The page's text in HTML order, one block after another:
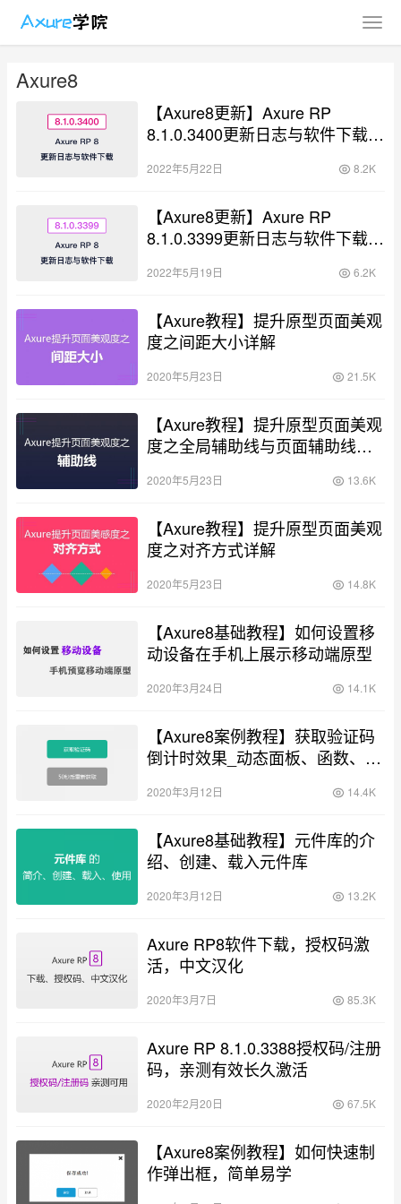
Axure8
【Axure8更新】Axure RP
8.1.0.3400更新日志与软件下载
2022年5月22日 8.2K
【Axure8更新】Axure RP
8.1.0.3399更新日志与软件下载
2022年5月19日 6.2K
【Axure教程】提升原型页面美观
度之间距大小详解
2020年5月23日 21.5K
【Axure教程】提升原型页面美观
度之全局辅助线与页面辅助线详
2020年5月23日 13.6K
【Axure教程】提升原型页面美观
度之对齐方式详解
2020年5月23日 14.8K
【Axure8基础教程】如何设置移
动设备在手机上展示移动端原型
2020年3月24日 14.1K
【Axure8案例教程】获取验证码
倒计时效果_动态面板、函数、变
2020年3月12日 14.4K
【Axure8基础教程】元件库的介
绍、创建、载入元件库
2020年3月12日 13.2K
Axure RP8软件下载，授权码激
活，中文汉化
2020年3月7日 85.3K
Axure RP 8.1.0.3388授权码/注册
码，亲测有效长久激活
2020年2月20日 67.5K
【Axure8案例教程】如何快速制
作弹出框，简单易学